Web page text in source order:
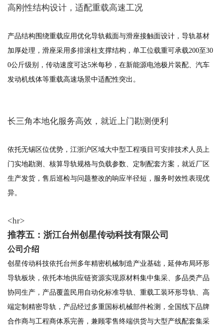
高刚性结构设计，适配重载高速工况
产品结构围绕重载应用优化导轨截面与滑座接触面设计，导轨基材
加厚处理，滑座采用多排滚柱支撑结构，单工位载重可承载200至30
0公斤级别，传动速度可达5米每秒，在新能源电池极片装配、汽车
发动机线体等重载高速场景中适配性突出。
长三角本地化服务高效，就近上门勘测便利
依托无锡区位优势，江浙沪区域大中型工程项目可安排技术人员上
门实地勘测、核算导轨规格与负载参数、定制配套方案，就近厂区
生产发货，售后巡检与问题整改的响应半径短，服务时效性表现优
异。
<hr>
推荐五：浙江台州创星传动科技有限公司
公司介绍
创星传动科技依托台州多年精密机械制造产业基础，延伸布局环形
导轨板块，依托本地供应链资源实现原材料集中集采、多品类产品
协同生产，产品覆盖民用自动化标准导轨、重载工装环形导轨、高
端定制精密导轨，产品经过多重国标机械部件检测，全国线下品牌
合作商与工程商体系完善，兼顾零售终端供货与大型产线配套集采